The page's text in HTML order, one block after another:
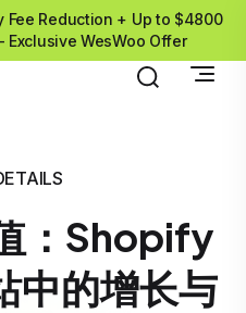
Reduction + Up to $4800
Exclusive WesWoo Offer
：Shopify
中的增长与